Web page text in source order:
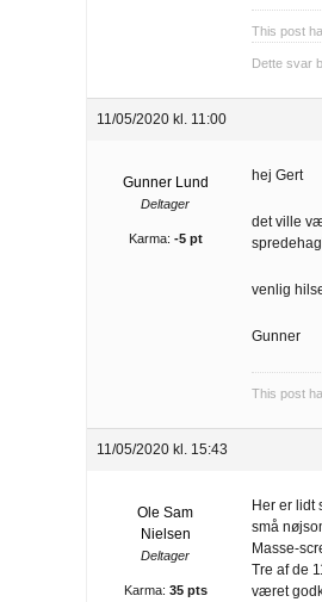
This post
Dette svar
11/05/2020 kl. 11:00
Gunner Lund
Deltager
Karma: -5 pt
hej Gert
det ville
venlig
Gunner
This post
11/05/2020 kl. 15:43
Ole Sam
Nielsen
Deltager
Karma: 35 pts
Her er lidt
små
Masse-
Tre af de
været